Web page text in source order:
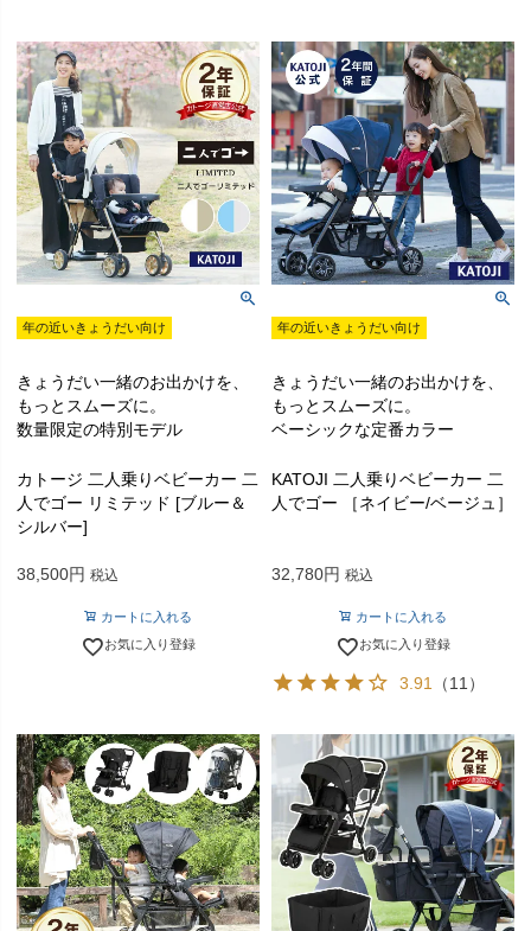
年の近いきょうだい向け
きょうだい一緒のお出かけを、
もっとスムーズに。
数量限定の特別モデル
カトージ 二人乗りベビーカー 二
人でゴー リミテッド [ブルー＆
シルバー]
38,500 税込
カートに入れる
お気に入り登録
年の近いきょうだい向け
きょうだい一緒のお出かけを、
もっとスムーズに。
ベーシックな定番カラー
KATOJI 二人乗りベビーカー 二
人でゴー ［ネイビー/ベージュ］
32,780 税込
カートに入れる
お気に入り登録
3.91 （11）